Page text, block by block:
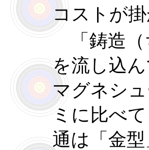
コストが
「鋳造（
を流し込
マグネシ
ミに比べ
通は「金